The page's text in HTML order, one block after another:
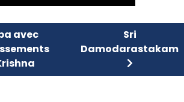
précédent : Japa avec
avec
Article
Sri
Damodarastakam